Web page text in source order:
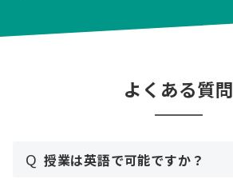
よくある質問
Q 授業は英語で可能ですか？